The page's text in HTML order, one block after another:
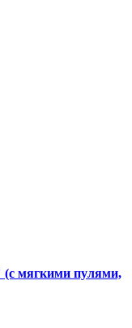
мягкими пулями,